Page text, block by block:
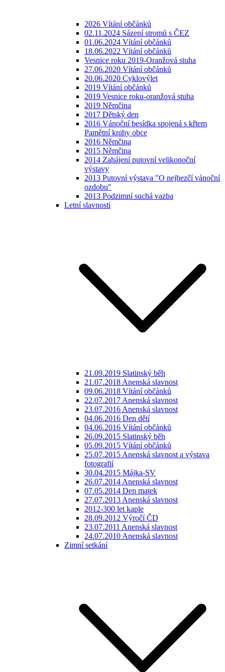
2026 Vítání občánků
02.11.2024 Sázení stromů s ČEZ
01.06.2024 Vítání občánků
18.06.2022 Vítání občánků
Vesnice roku 2019-Oranžová stuha
27.06.2020 Vítání občánků
20.06.2020 Cyklovýlet
2019 Vítání občánků
2019 Vesnice roku-oranžová stuha
2019 Němčina
2017 Dětský den
2016 Vánoční besídka spojená s křtem
Pamětní knihy obce
2016 Němčina
2015 Němčina
2014 Zahájení putovní velikonoční
výstavy
2013 Putovní výstava "O nejhezčí vánoční
ozdobu"
2013 Podzimní suchá vazba
Letní slavnosti
21.09.2019 Slatinský běh
21.07.2018 Anenská slavnost
09.06.2018 Vítání občánků
22.07.2017 Anenská slavnost
23.07.2016 Anenská slavnost
04.06.2016 Den dětí
04.06.2016 Vítání občánků
26.09.2015 Slatinský běh
05.09.2015 Vítání občánků
25.07.2015 Anenská slavnost a výstava
fotografií
30.04.2015 Májka-SV
26.07.2014 Anenská slavnost
07.05.2014 Den matek
27.07.2013 Anenská slavnost
2012-300 let kaple
28.09.2012 Výročí ČD
23.07.2011 Anenská slavnost
24.07.2010 Anenská slavnost
Zimní setkání